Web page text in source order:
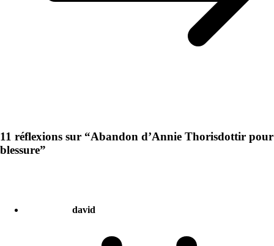
11 réflexions sur “Abandon d’Annie Thorisdottir pour
blessure”
david